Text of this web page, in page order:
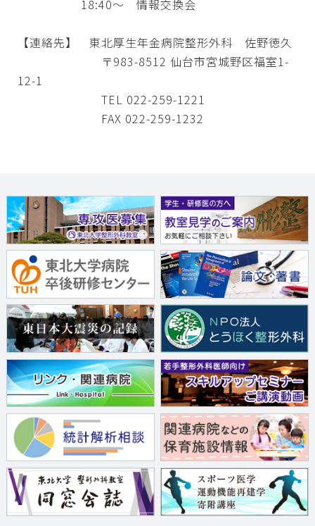
18:40～ 情報交換会
【連絡先】 東北厚生年金病院整形外科 佐野徳久
〒983-8512 仙台市宮城野区福室1-
12-1
TEL 022-259-1221
FAX 022-259-1232